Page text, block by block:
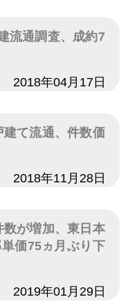
流通調査、成約7
2018年04月17日
て流通、件数価
2018年11月28日
が増加、東日本
価75ヵ月ぶり下
2019年01月29日